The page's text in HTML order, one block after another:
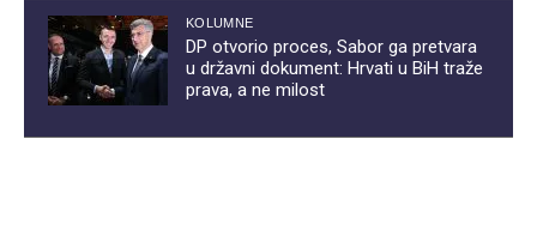
KOLUMNE
DP otvorio proces, Sabor ga pretvara
u državni dokument: Hrvati u BiH traže
prava, a ne milost